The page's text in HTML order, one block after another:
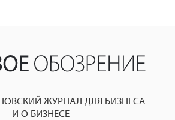
ЖУРНАЛ ДЛЯ БИЗНЕСА
И О БИЗНЕСЕ